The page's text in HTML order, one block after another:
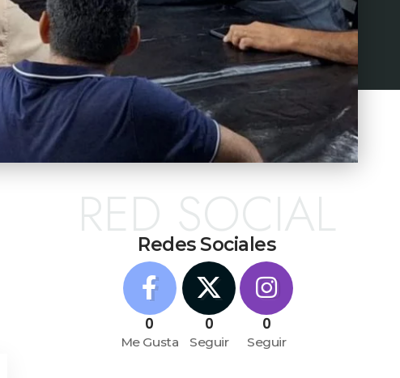
Redes Sociales
RED SOCIAL
0
Me Gusta
0
Seguir
0
Seguir